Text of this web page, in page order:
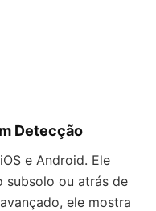
Detecção
e Android. Ele
subsolo ou atrás de
avançado, ele mostra